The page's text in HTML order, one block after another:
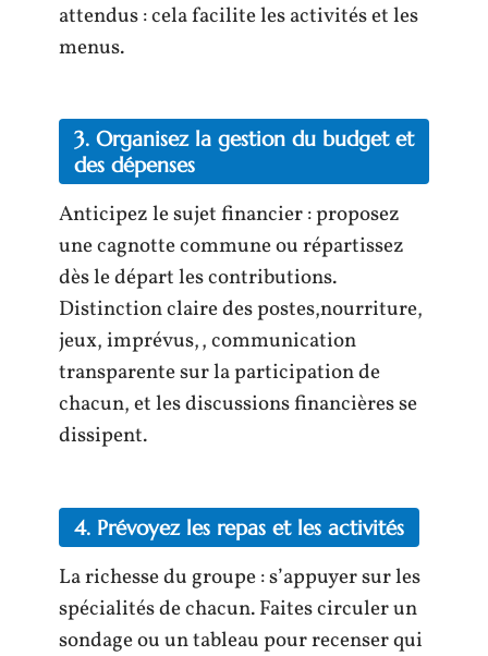
attendus : cela facilite les activités et les
menus.
3. Organisez la gestion du budget et
des dépenses
Anticipez le sujet financier : proposez
une cagnotte commune ou répartissez
dès le départ les contributions.
Distinction claire des postes,nourriture,
jeux, imprévus,, communication
transparente sur la participation de
chacun, et les discussions financières se
dissipent.
4. Prévoyez les repas et les activités
La richesse du groupe : s’appuyer sur les
spécialités de chacun. Faites circuler un
sondage ou un tableau pour recenser qui